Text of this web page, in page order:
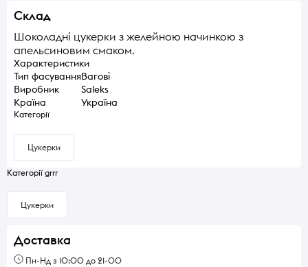
Склад
Шоколадні цукерки з желейною начинкою з
апельсиновим смаком.
Характеристики
Тип фасуванняВагові
Виробник
Saleks
Країна
Україна
Категорії
Цукерки
Категорії grrr
Цукерки
Доставка
Пн-Нд з 10:00 до 21-00